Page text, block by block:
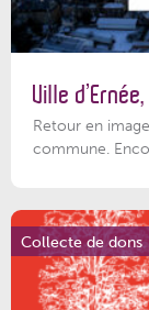
Ville
Retour en
commune.
Collecte de dons